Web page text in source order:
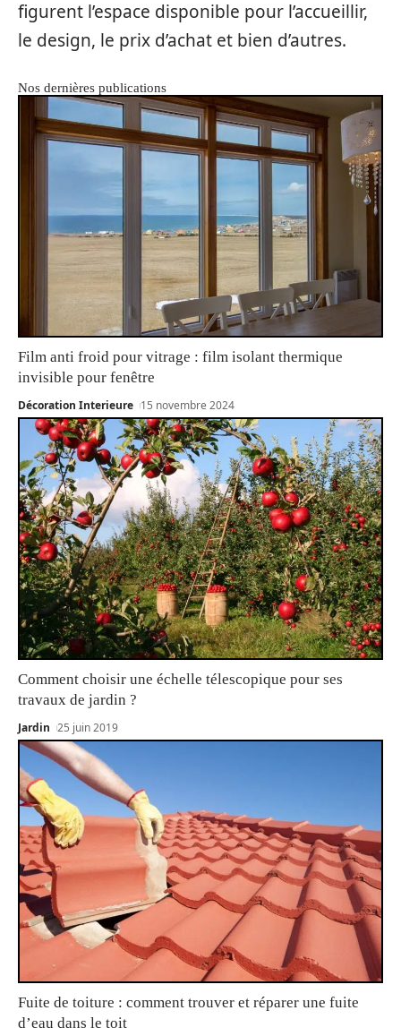
figurent l’espace disponible pour l’accueillir,
le design, le prix d’achat et bien d’autres.
Nos dernières publications
Film anti froid pour vitrage : film isolant thermique
invisible pour fenêtre
Décoration Interieure 15 novembre 2024
Comment choisir une échelle télescopique pour ses
travaux de jardin ?
Jardin 25 juin 2019
Fuite de toiture : comment trouver et réparer une fuite
d’eau dans le toit